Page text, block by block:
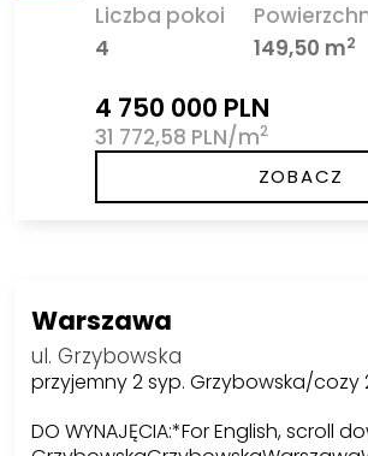
Liczba pokoi
4
149,50 m2
4 750 000 PLN
31 772,58 PLN/m2
ZOBACZ
Warszawa
ul. Grzybowska
przyjemny 2 syp. Grzybowska/cozy
DO WYNAJĘCIA:*For English, scroll